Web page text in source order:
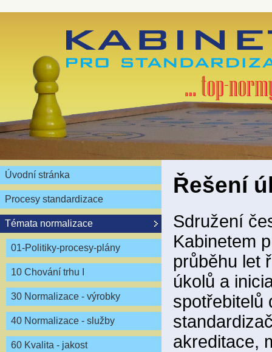
Úvodní stránka
Procesy standardizace
Témata normalizace
01-Politiky-procesy-plány
10 Chování trhu I
30 Normalizace - výrobky
40 Normalizace - služby
60 Kvalita - jakost
Řešení
Sdružení
Kabinetem
průběhu let
úkolů a
spotřebitelů
akreditace,